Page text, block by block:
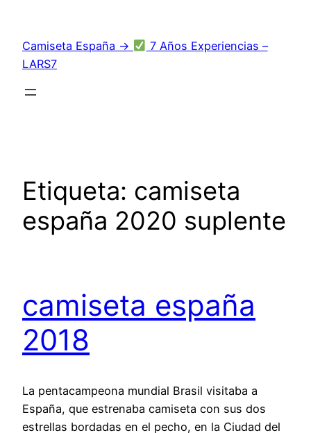
contenido
Camiseta España →
7 Años Experiencias –
LARS7
Etiqueta: camiseta
españa 2020 suplente
camiseta españa
2018
La pentacampeona mundial Brasil visitaba a
España, que estrenaba camiseta con sus dos
estrellas bordadas en el pecho, en la Ciudad del